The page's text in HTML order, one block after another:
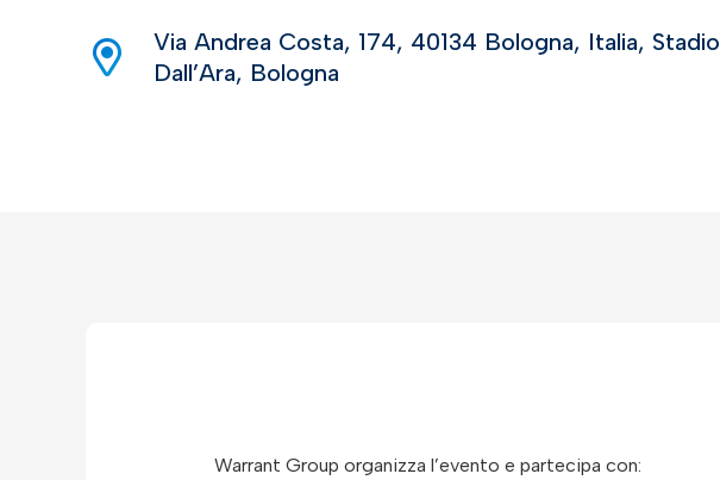
Via Andrea Costa, 174, 40134 Bologna, Italia, Stadio
Dall’Ara, Bologna
Warrant Group organizza l’evento e partecipa con: